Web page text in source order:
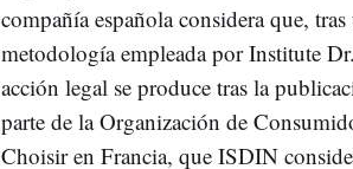
compañía española considera que,
metodología empleada por Institute
acción legal se produce tras la
parte de la Organización de
Choisir en Francia, que ISDIN